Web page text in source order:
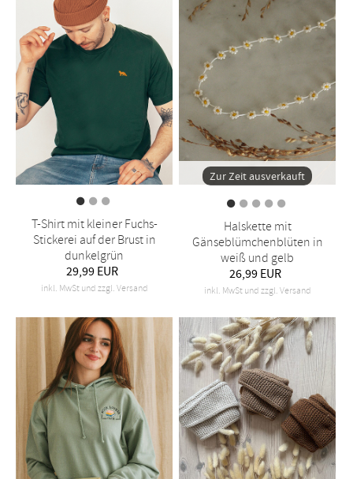
T-Shirt mit kleiner Fuchs-
Stickerei auf der Brust in
dunkelgrün
29,99 EUR
inkl. MwSt und zzgl. Versand
Zur Zeit ausverkauft
Halskette mit
Gänseblümchenblüten in
weiß und gelb
26,99 EUR
inkl. MwSt und zzgl. Versand